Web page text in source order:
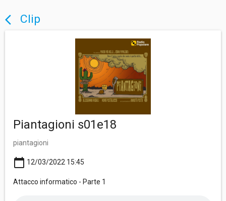
arrow_back_ios Clip
Piantagioni s01e18
piantagioni
calendar_today 12/03/2022 15:45
Attacco informatico - Parte 1